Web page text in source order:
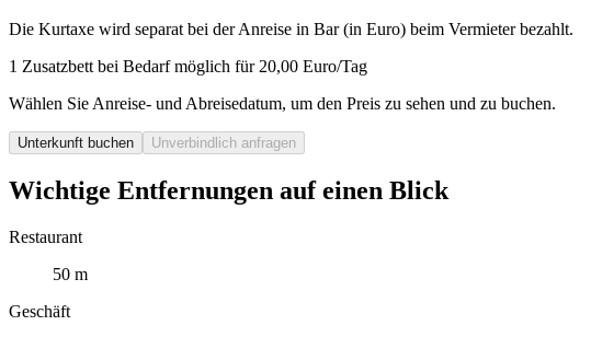
Die Kurtaxe wird separat bei der Anreise in Bar (in Euro) beim Vermieter bezahlt.
1 Zusatzbett bei Bedarf möglich für 20,00 Euro/Tag
Wählen Sie Anreise- und Abreisedatum, um den Preis zu sehen und zu buchen.
Unterkunft buchen Unverbindlich anfragen
Wichtige Entfernungen auf einen Blick
Restaurant
50 m
Geschäft